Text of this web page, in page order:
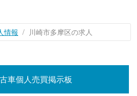
情報 川崎市多摩区の求人
車個人売買掲示板